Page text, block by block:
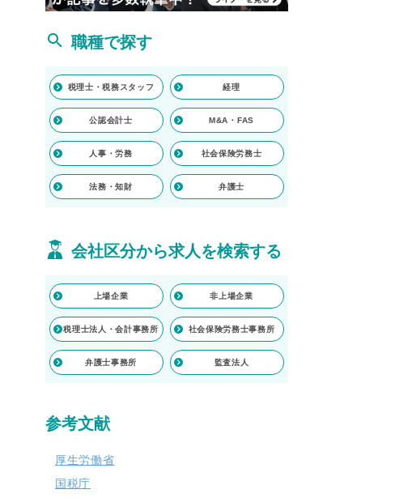
職種で探す
税理士・税務スタッフ 経理
公認会計士 M&A・FAS
人事・労務 社会保険労務士
法務・知財 弁護士
会社区分から求人を検索する
上場企業 非上場企業
税理士法人・会計事務所 社会保険労務士事務所
弁護士事務所 監査法人
参考文献
厚生労働省
国税庁